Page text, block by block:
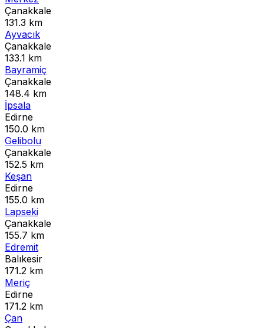
Çanakkale
131.3 km
Ayvacık
Çanakkale
133.1 km
Bayramiç
Çanakkale
148.4 km
İpsala
Edirne
150.0 km
Gelibolu
Çanakkale
152.5 km
Keşan
Edirne
155.0 km
Lapseki
Çanakkale
155.7 km
Edremit
Balıkesir
171.2 km
Meriç
Edirne
171.2 km
Çan